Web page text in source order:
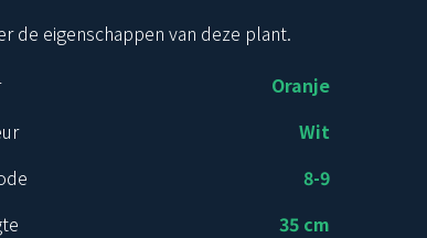
de eigenschappen van deze plant.
Oranje
Wit
8-9
35 cm